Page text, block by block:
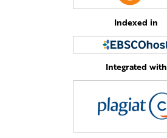
Indexed in
Integrated with